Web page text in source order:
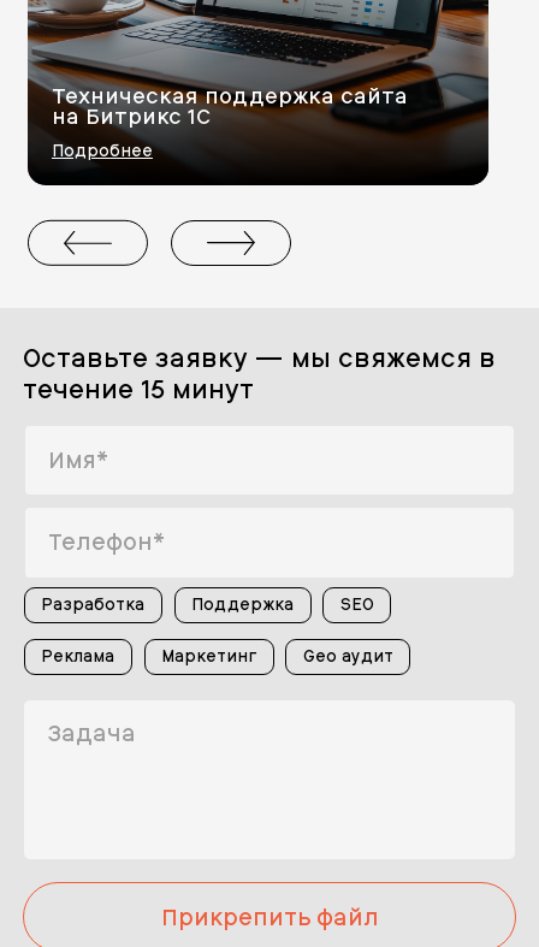
Техническая поддержка сайта
на Битрикс 1С
Подробнее
Оставьте заявку — мы свяжемся в
течение 15 минут
Разработка Поддержка SEO
Реклама Маркетинг Geo аудит
Прикрепить файл